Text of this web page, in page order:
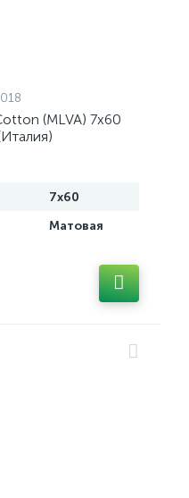
(MLVA) 7x60
7x60
Матовая